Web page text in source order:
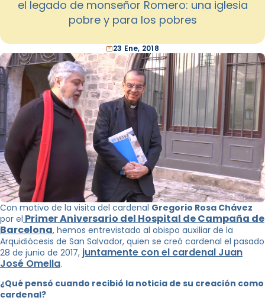
el legado de monseñor Romero: una iglesia
pobre y para los pobres
23 Ene, 2018
Con motivo de la visita del cardenal Gregorio Rosa Chávez
por el Primer Aniversario del Hospital de Campaña de
Barcelona, hemos entrevistado al obispo auxiliar de la
Arquidiócesis de San Salvador, quien se creó cardenal el pasado
28 de junio de 2017, juntamente con el cardenal Juan
José Omella.
¿Qué pensó cuando recibió la noticia de su creación como
cardenal?